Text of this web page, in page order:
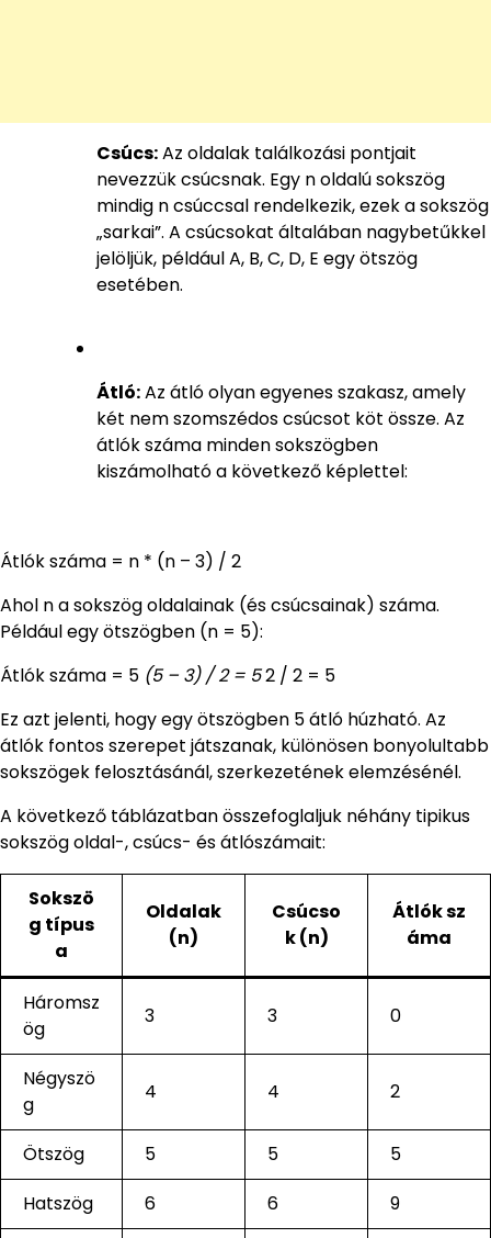
Csúcs:Az oldalak találkozási pontjait
nevezzük csúcsnak. Egy n oldalú sokszög
mindig n csúccsal rendelkezik, ezek a sokszög
„sarkai”. A csúcsokat általában nagybetűkkel
jelöljük, például A, B, C, D, E egy ötszög
esetében.
Átló:Az átló olyan egyenes szakasz, amely
két nem szomszédos csúcsot köt össze. Az
átlók száma minden sokszögben
kiszámolható a következő képlettel:
Átlók száma = n * (n – 3) / 2
Ahol n a sokszög oldalainak (és csúcsainak) száma.
Például egy ötszögben (n = 5):
Átlók száma = 5 (5 – 3) / 2 = 52 / 2 = 5
Ez azt jelenti, hogy egy ötszögben 5 átló húzható. Az
átlók fontos szerepet játszanak, különösen bonyolultabb
sokszögek felosztásánál, szerkezetének elemzésénél.
A következő táblázatban összefoglaljuk néhány tipikus
sokszög oldal-, csúcs- és átlószámait:
Sokszö
g típus
a
Oldalak
(n)
Csúcso
k (n)
Átlók sz
áma
Háromsz
ög
3 3 0
Négyszö
g
4 4 2
Ötszög 5 5
5
Hatszög
6 6
9